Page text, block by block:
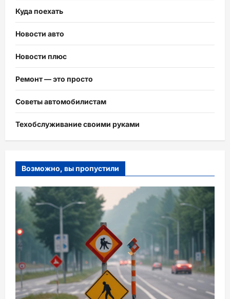
Куда поехать
Новости авто
Новости плюс
Ремонт — это просто
Советы автомобилистам
Техобслуживание своими руками
Возможно, вы пропустили